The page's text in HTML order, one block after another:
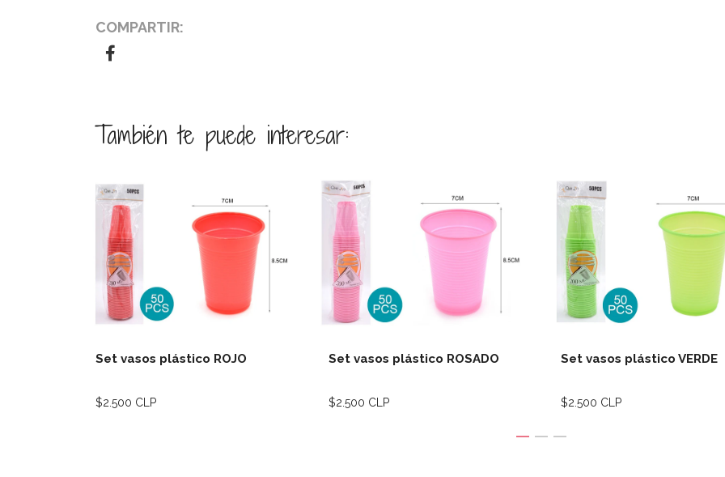
COMPARTIR:
También te puede interesar:
Set vasos plástico ROJO
Ver detalles
$2.500 CLP
Set vasos plástico ROSADO
Ver detalles
$2.500 CLP
Set vasos plástico VERDE
Ver
$2.500 CLP